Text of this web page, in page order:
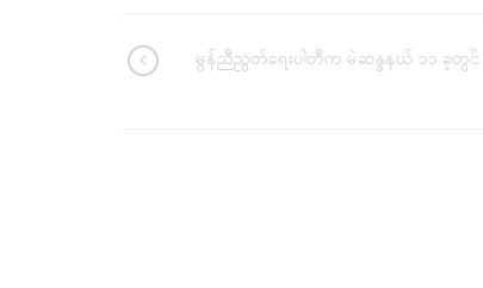
မွန်ညီညွတ်ရေးပါတီက မဲဆန္ဒနယ် ၁၁ ခုတွင်